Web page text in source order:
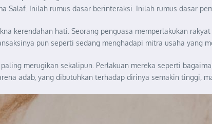
Salaf. Inilah rumus dasar berinteraksi. Inilah rumus dasar
kerendahan hati. Seorang penguasa memperlakukan
pun seperti sedang menghadapi mitra usaha yang
merugikan sekalipun. Perlakuan mereka seperti
adab, yang dibutuhkan terhadap dirinya semakin tinggi,